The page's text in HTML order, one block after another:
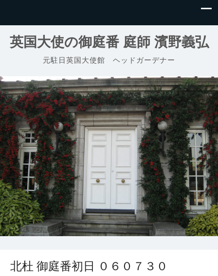
英国大使の御庭番 庭師 濱野義弘
元駐日英国大使館 ヘッドガーデナー
北杜 御庭番初日 ０６０７３０